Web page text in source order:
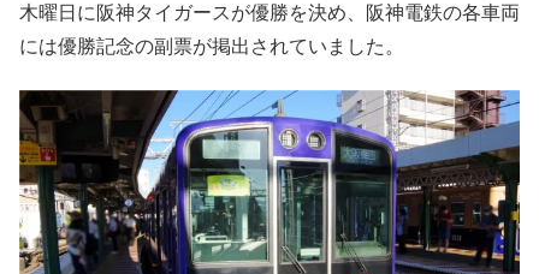
木曜日に阪神タイガースが優勝を決め、阪神電鉄の各車両
には優勝記念の副票が掲出されていました。